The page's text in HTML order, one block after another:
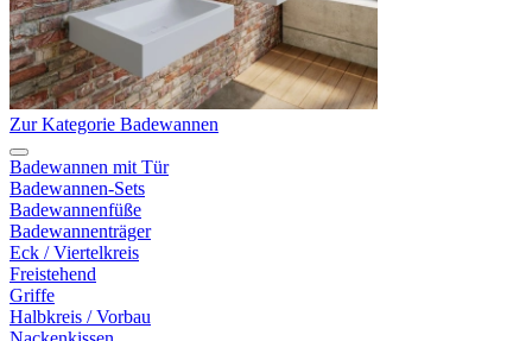
Zur Kategorie Badewannen
Badewannen mit Tür
Badewannen-Sets
Badewannenfüße
Badewannenträger
Eck / Viertelkreis
Freistehend
Griffe
Halbkreis / Vorbau